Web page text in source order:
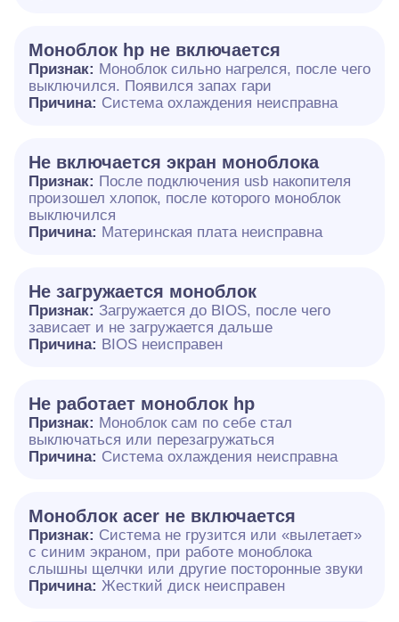
Моноблок hp не включается
Признак: Моноблок сильно нагрелся, после чего
выключился. Появился запах гари
Причина: Система охлаждения неисправна
Не включается экран моноблока
Признак: После подключения usb накопителя
произошел хлопок, после которого моноблок
выключился
Причина: Материнская плата неисправна
Не загружается моноблок
Признак: Загружается до BIOS, после чего
зависает и не загружается дальше
Причина: BIOS неисправен
Не работает моноблок hp
Признак: Моноблок сам по себе стал
выключаться или перезагружаться
Причина: Система охлаждения неисправна
Моноблок acer не включается
Признак: Система не грузится или «вылетает»
с синим экраном, при работе моноблока
слышны щелчки или другие посторонные звуки
Причина: Жесткий диск неисправен